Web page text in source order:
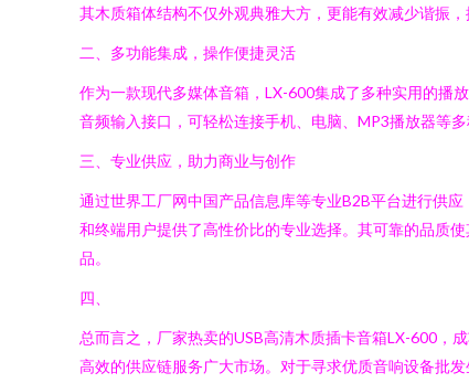
其木质箱体结构不仅外观典雅大方，更能有效减少谐振
二、多功能集成，操作便捷灵活
作为一款现代多媒体音箱，LX-600集成了多种实用的播
音频输入接口，可轻松连接手机、电脑、MP3播放器等
三、专业供应，助力商业与创作
通过世界工厂网中国产品信息库等专业B2B平台进行供
和终端用户提供了高性价比的专业选择。其可靠的品质
品。
四、
总而言之，厂家热卖的USB高清木质插卡音箱LX-600，
高效的供应链服务广大市场。对于寻求优质音响设备批